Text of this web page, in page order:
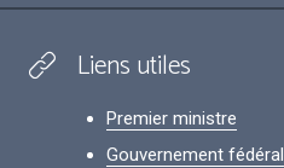
Liens utiles
Premier ministre
Gouvernement fédéral